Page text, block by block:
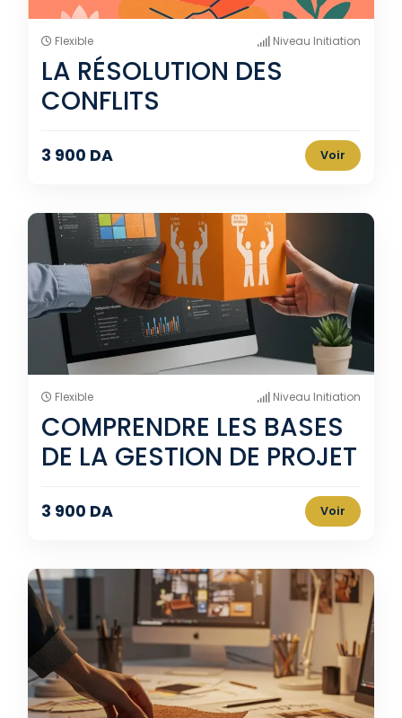
Flexible Niveau Initiation
LA RÉSOLUTION DES
CONFLITS
3 900 DA Voir
Flexible Niveau Initiation
COMPRENDRE LES BASES
DE LA GESTION DE PROJET
3 900 DA Voir